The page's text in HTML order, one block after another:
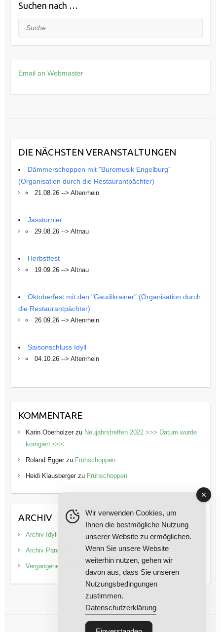
Suchen nach …
Suche
Email an Webmaster
DIE NÄCHSTEN VERANSTALTUNGEN
Dämmerschoppen mit "Buremusik Engelburg"
(Organisation durch die Restaurantpächter)
21.08.26 --> Altenrhein
Jassturnier
29.08.26 --> Altnau
Herbstfest
19.09.26 --> Altnau
Oktoberfest mit den "Gaudikrainer" (Organisation durch
die Restaurantpächter)
26.09.26 --> Altenrhein
Saisonschluss Idyll
04.10.26 --> Altenrhein
KOMMENTARE
Karin Oberholzerzu Neujahrstreffen 2022 >>> Datum wurde
korrigiert <<<
Roland Eggerzu Frühschoppen
Heidi Klausbergerzu Frühschoppen
ARCHIV
Archiv Idyll
Archiv Panorama
Vergangene Veranstaltungen
Wir verwenden Cookies, um
Ihnen die bestmögliche Nutzung
unserer Website zu ermöglichen.
Wenn Sie unsere Website
weiterhin nutzen, gehen wir
davon aus, dass Sie unseren
Nutzungsbedingungen
zustimmen.
Datenschutzerklärung